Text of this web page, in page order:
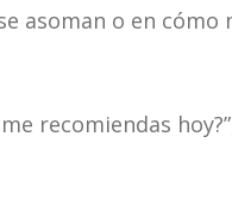
asoman o en cómo
recomiendas